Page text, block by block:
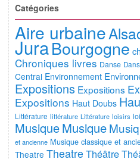
Catégories
Aire urbaine
JuraBourgogne
Chroniques livres Danse
Central Environnement
Expositions Expositions
Expositions Haut Doubs
Littérature littérature Littérature loisirs
MusiqueMusique
et ancienne Musique classique et
Theatre Theatre Théâtre